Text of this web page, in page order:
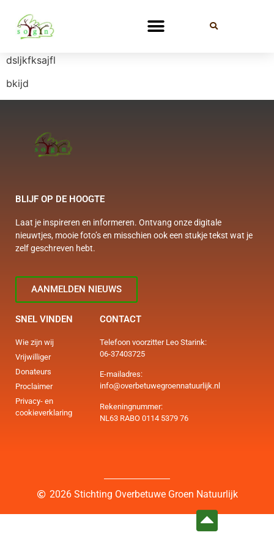
dsljkfksajfl
bkijd
BLIJF OP DE HOOGTE
Laat je inspireren en informeren. Ontvang onze digitale
nieuwtjes, mooie foto’s en misschien ook een stukje tekst wat je
zelf geschreven hebt.
AANMELDEN NIEUWS
SNEL VINDEN
Wie zijn wij
Vrijwilliger
Donateurs
Proclaimer
Privacy- en
cookieverklaring
CONTACT
Telefoon voorzitter Leo Starink:
06-37403725
E-mailadres:
info@overbetuwegroennatuurlijk.nl
Rekeningnummer:
NL63 RABO 0114 5379 76
2026 Stichting Overbetuwe Groen Natuurlijk